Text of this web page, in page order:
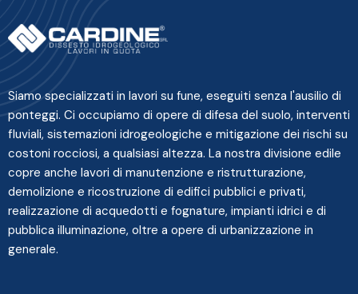
Siamo specializzati in lavori su fune, eseguiti senza l'ausilio di
ponteggi. Ci occupiamo di opere di difesa del suolo, interventi
fluviali, sistemazioni idrogeologiche e mitigazione dei rischi su
costoni rocciosi, a qualsiasi altezza. La nostra divisione edile
copre anche lavori di manutenzione e ristrutturazione,
demolizione e ricostruzione di edifici pubblici e privati,
realizzazione di acquedotti e fognature, impianti idrici e di
pubblica illuminazione, oltre a opere di urbanizzazione in
generale.